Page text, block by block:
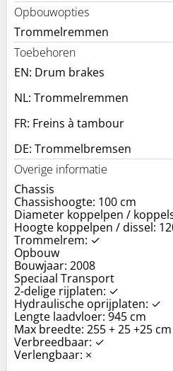
Opbouwopties
Trommelremmen
Toebehoren
EN: Drum brakes
NL: Trommelremmen
FR: Freins à tambour
DE: Trommelbremsen
Overige informatie
Chassis
Chassishoogte: 100 cm
Diameter koppelpen /
Hoogte koppelpen / dissel:
Trommelrem: ✓
Opbouw
Bouwjaar: 2008
Speciaal Transport
2-delige rijplaten: ✓
Hydraulische oprijplaten: ✓
Lengte laadvloer: 945 cm
Max breedte: 255 + 25 +25 cm
Verbreedbaar: ✓
Verlengbaar: ×